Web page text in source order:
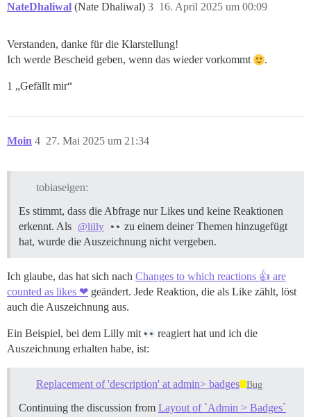
NateDhaliwal (Nate Dhaliwal) 16. April 2025 um 00:09
3
Verstanden, danke für die Klarstellung!
Ich werde Bescheid geben, wenn das wieder vorkommt
.
1 „Gefällt mir“
Moin 27. Mai 2025 um 21:34
4
tobiaseigen:
Es stimmt, dass die Abfrage nur Likes und keine Reaktionen
erkennt. Als @lilly
zu einem deiner Themen hinzugefügt
hat, wurde die Auszeichnung nicht vergeben.
Ich glaube, das hat sich nach Changes to which reactions 👍 are
counted as likes ❤ geändert. Jede Reaktion, die als Like zählt, löst
auch die Auszeichnung aus.
Ein Beispiel, bei dem Lilly mit
reagiert hat und ich die
Auszeichnung erhalten habe, ist:
Replacement of 'description' at admin> badges Bug
Continuing the discussion from Layout of `Admin > Badges`